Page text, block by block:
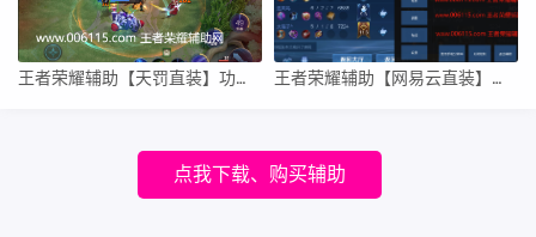
点我下载、购买辅助
王者荣耀辅助【天罚直装】功能：全图透视，自定义上帝视角 王者荣耀辅助【网易云直装】全图透视 上帝视角 百里守约自瞄 干将莫邪透视